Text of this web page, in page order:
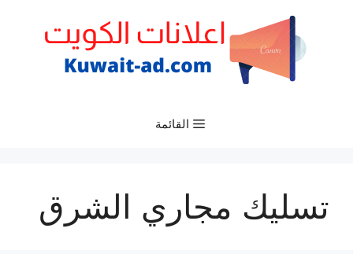
القائمة
تسليك مجاري الشرق